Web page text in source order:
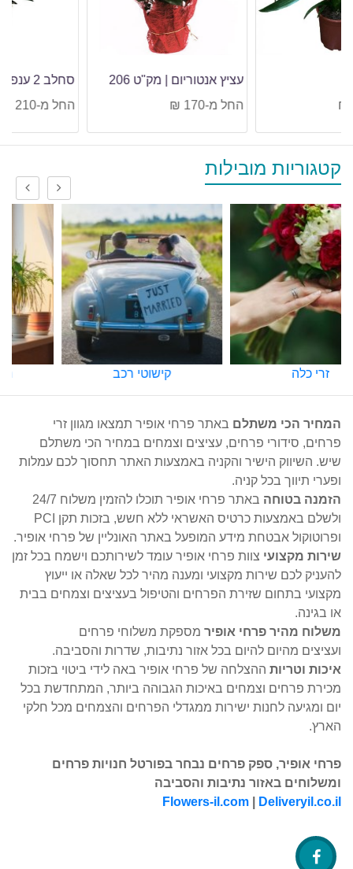
עציץ אנטוריום | מק"ט 206
סחלב 2 ענפים בכלי | מק"ט 202
קטגוריות מובילות
משלוחי עציצים
המחיר הכי משתלם באתר פרחי אופיר תמצאו מגוון זרי
פרחים, סידורי פרחים, עציצים וצמחים במחיר הכי משתלם
שיש. השיווק הישיר והקניה באמצעות האתר תחסוך לכם עמלות
ופערי תיווך בכל קניה.
הזמנה בטוחה
באתר פרחי אופיר תוכלו להזמין משלוח 24/7
ולשלם באמצעות כרטיס האשראי ללא חשש, בזכות תקן PCI
ופרוטוקול אבטחת מידע המופעל באתר האונליין של פרחי אופיר.
שירות מקצועי צוות פרחי אופיר עומד לשירותכם וישמח בכל זמן
להעניק לכם שירות מקצועי ומענה מהיר לכל שאלה או ייעוץ
מקצועי בתחום שזירת הפרחים והטיפול בעציצים וצמחים בבית
או בגינה.
משלוח מהיר פרחי אופיר מספקת משלוחי פרחים
ועציצים מהיום להיום בכל אזור נתיבות, שדרות והסביבה.
איכות וטריות ההצלחה של פרחי אופיר באה לידי ביטוי בזכות
מכירת פרחים וצמחים באיכות הגבוהה ביותר, המתחדשת בכל
יום ומגיעה לחנות ישירות ממגדלי הפרחים והצמחים מכל חלקי
הארץ.
פרחי אופיר, ספק פרחים נבחר בפורטל חנויות פרחים
ומשלוחים באזור נתיבות והסביבה
Flowers-il.com
Deliveryil.co.il